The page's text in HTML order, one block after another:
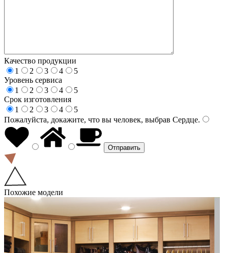
Качество продукции
1
2 3 4
5
Уровень сервиса
1
2 3 4
5
Срок изготовления
1
2 3 4
5
Пожалуйста, докажите, что вы человек, выбрав Сердце.
Похожие модели